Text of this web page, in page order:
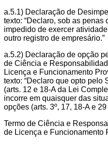
a.5.1) Declaração de
texto: “Declaro, sob as penas
impedido de exercer
outro registro de empresário.”
a.5.2) Declaração de opção
de Ciência e
Licença e Funcionamento
texto: “Declaro que opto pelo
(arts. 12 e 18-A da Lei
incorre em quaisquer das
opções (arts. 3º, 17, 18-A e
Termo de Ciência e
de Licença e Funcionamento